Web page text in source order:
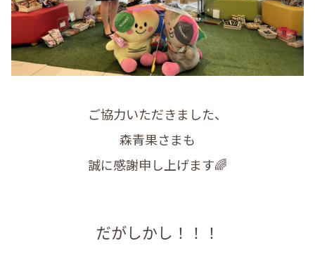
ご協力いただきました、
森青果さまも
誠に感謝申し上げます🌈
だがしかし！！！